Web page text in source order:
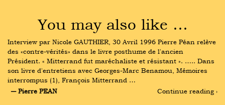
You may also like …
Interview par Nicole GAUTHIER, 30 Avril 1996 Pierre Péan relève
des «contre-vérités» dans le livre posthume de l'ancien
Président. « Mitterrand fut maréchaliste et résistant ». ….. Dans
son livre d'entretiens avec Georges-Marc Benamou, Mémoires
interrompus (1), François Mitterrand …
― Pierre PEAN
Continue reading ›